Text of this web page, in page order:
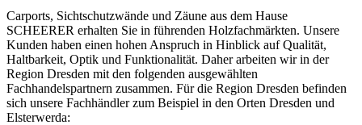
Carports, Sichtschutzwände und Zäune aus dem Hause
SCHEERER erhalten Sie in führenden Holzfachmärkten. Unsere
Kunden haben einen hohen Anspruch in Hinblick auf Qualität,
Haltbarkeit, Optik und Funktionalität. Daher arbeiten wir in der
Region Dresden mit den folgenden ausgewählten
Fachhandelspartnern zusammen. Für die Region Dresden befinden
sich unsere Fachhändler zum Beispiel in den Orten Dresden und
Elsterwerda: